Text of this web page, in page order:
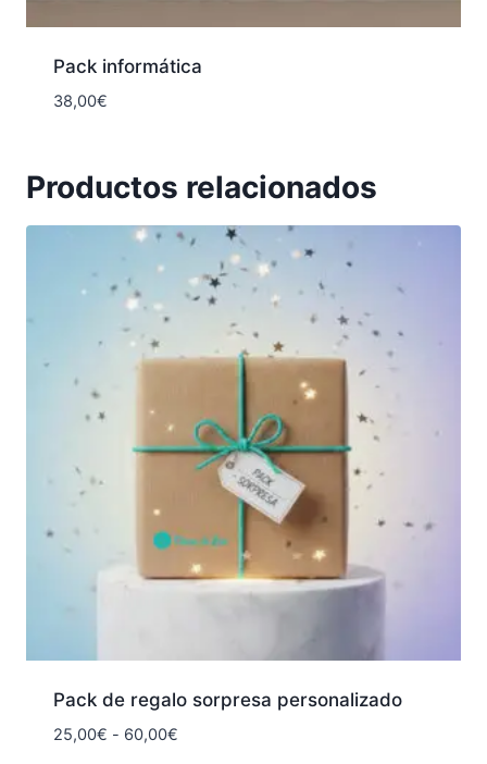
Pack informática
38,00€
Productos relacionados
Pack de regalo sorpresa personalizado
25,00€ - 60,00€Rango